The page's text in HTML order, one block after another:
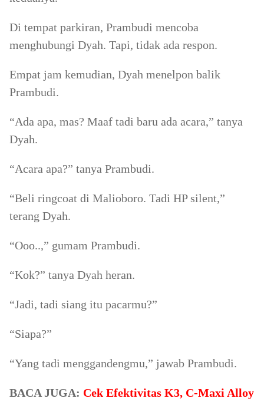
Di tempat parkiran, Prambudi mencoba
menghubungi Dyah. Tapi, tidak ada respon.
Empat jam kemudian, Dyah menelpon balik
Prambudi.
“Ada apa, mas? Maaf tadi baru ada acara,” tanya
Dyah.
“Acara apa?” tanya Prambudi.
“Beli ringcoat di Malioboro. Tadi HP silent,”
terang Dyah.
“Ooo..,” gumam Prambudi.
“Kok?” tanya Dyah heran.
“Jadi, tadi siang itu pacarmu?”
“Siapa?”
“Yang tadi menggandengmu,” jawab Prambudi.
BACA JUGA: Cek Efektivitas K3, C-Maxi Alloy